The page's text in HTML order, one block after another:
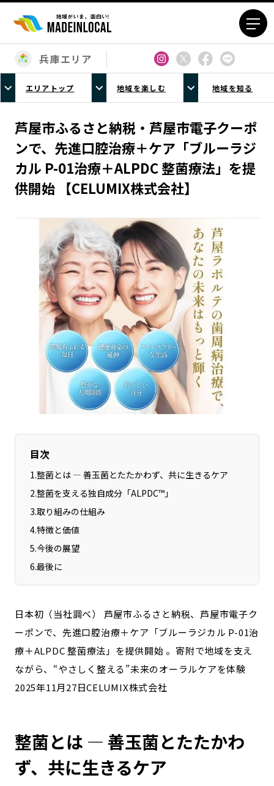
エリアから探す
北海道エリア
青森エリア
岩手エリア
宮城エリア
秋田エリア
山形エリア
福島エリア
茨城エリア
栃木エリア
群馬エリア
埼玉エリア
千葉エリア
神奈川エリア
新潟エリア
富山エリア
石川エリア
福井エリア
山梨エリア
長野エリア
岐阜エリア
静岡エリア
愛知エリア
三重エリア
滋賀エリア
京都エリア
大阪市エリア
北摂エリア
堺・泉州エリア
兵庫エリア
和歌山エリア
山口エリア
香川エリア
愛媛エリア
高知エリア
福岡エリア
佐賀エリア
熊本エリア
宮崎エリア
沖縄エリア
カテゴリから探す
特集コンテンツ
地域を代表する 企業100選
プレスリリース
行政連携記事
MILCプロジェクト
選出企業特別対談
地域豆知識
ニッポンの百選大全集
Sporkle
兵庫エリア
エリアトップ 地域を楽しむ 地域を知る
芦屋市ふるさと納税・芦屋市電子クーポ
ンで、先進口腔治療＋ケア「ブルーラジ
カル P-01治療＋ALPDC 整菌療法」を提
供開始 【CELUMIX株式会社】
目次
1.整菌とは ― 善玉菌とたたかわず、共に生きるケア
2.整菌を支える独自成分「ALPDC™」
3.取り組みの仕組み
4.特徴と価値
5.今後の展望
6.最後に
日本初（当社調べ） 芦屋市ふるさと納税、芦屋市電子ク
ーポンで、先進口腔治療＋ケア「ブルーラジカル P-01治
療＋ALPDC 整菌療法」を提供開始 。寄附で地域を支え
ながら、“やさしく整える”未来のオーラルケアを体験
2025年11月27日CELUMIX株式会社
整菌とは ― 善玉菌とたたかわ
ず、共に生きるケア